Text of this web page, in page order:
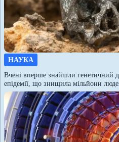
НАУКА
Вчені вперше знайшли генетичний
епідемії, що знищила мільйони